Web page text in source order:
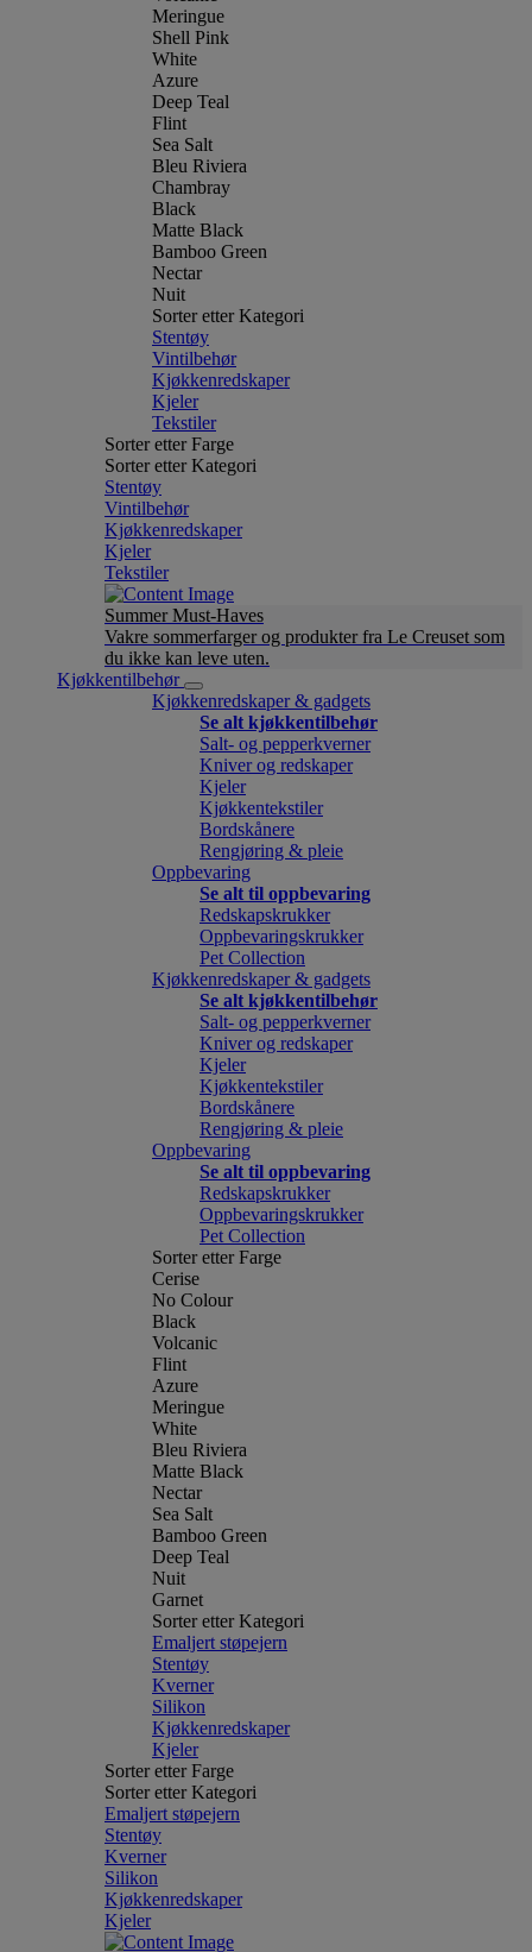
Meringue
Shell Pink
White
Azure
Deep Teal
Flint
Sea Salt
Bleu Riviera
Chambray
Black
Matte Black
Bamboo Green
Nectar
Nuit
Sorter etter Kategori
Stentøy
Vintilbehør
Kjøkkenredskaper
Kjeler
Tekstiler
Sorter etter Farge
Sorter etter Kategori
Stentøy
Vintilbehør
Kjøkkenredskaper
Kjeler
Tekstiler
Summer Must-Haves
Vakre sommerfarger og produkter fra Le Creuset som
du ikke kan leve uten.
Kjøkkentilbehør
Kjøkkenredskaper & gadgets
Se alt kjøkkentilbehør
Salt- og pepperkverner
Kniver og redskaper
Kjeler
Kjøkkentekstiler
Bordskånere
Rengjøring & pleie
Oppbevaring
Se alt til oppbevaring
Redskapskrukker
Oppbevaringskrukker
Pet Collection
Kjøkkenredskaper & gadgets
Se alt kjøkkentilbehør
Salt- og pepperkverner
Kniver og redskaper
Kjeler
Kjøkkentekstiler
Bordskånere
Rengjøring & pleie
Oppbevaring
Se alt til oppbevaring
Redskapskrukker
Oppbevaringskrukker
Pet Collection
Sorter etter Farge
Cerise
No Colour
Black
Volcanic
Flint
Azure
Meringue
White
Bleu Riviera
Matte Black
Nectar
Sea Salt
Bamboo Green
Deep Teal
Nuit
Garnet
Sorter etter Kategori
Emaljert støpejern
Stentøy
Kverner
Silikon
Kjøkkenredskaper
Kjeler
Sorter etter Farge
Sorter etter Kategori
Emaljert støpejern
Stentøy
Kverner
Silikon
Kjøkkenredskaper
Kjeler